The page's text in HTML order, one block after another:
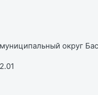
округ